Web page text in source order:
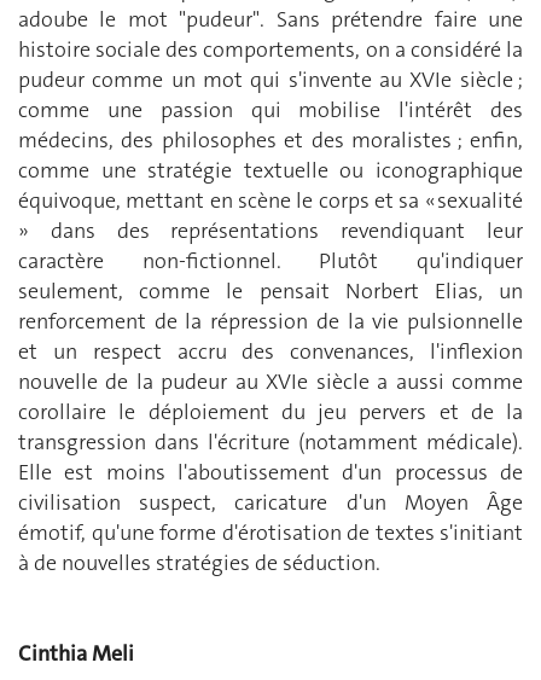
adoube le mot "pudeur". Sans prétendre faire une
histoire sociale des comportements, on a considéré la
pudeur comme un mot qui s'invente au XVIe siècle ;
comme une passion qui mobilise l'intérêt des
médecins, des philosophes et des moralistes ; enfin,
comme une stratégie textuelle ou iconographique
équivoque, mettant en scène le corps et sa « sexualité
» dans des représentations revendiquant leur
caractère non-fictionnel. Plutôt qu'indiquer
seulement, comme le pensait Norbert Elias, un
renforcement de la répression de la vie pulsionnelle
et un respect accru des convenances, l'inflexion
nouvelle de la pudeur au XVIe siècle a aussi comme
corollaire le déploiement du jeu pervers et de la
transgression dans l'écriture (notamment médicale).
Elle est moins l'aboutissement d'un processus de
civilisation suspect, caricature d'un Moyen Âge
émotif, qu'une forme d'érotisation de textes s'initiant
à de nouvelles stratégies de séduction.
Cinthia Meli